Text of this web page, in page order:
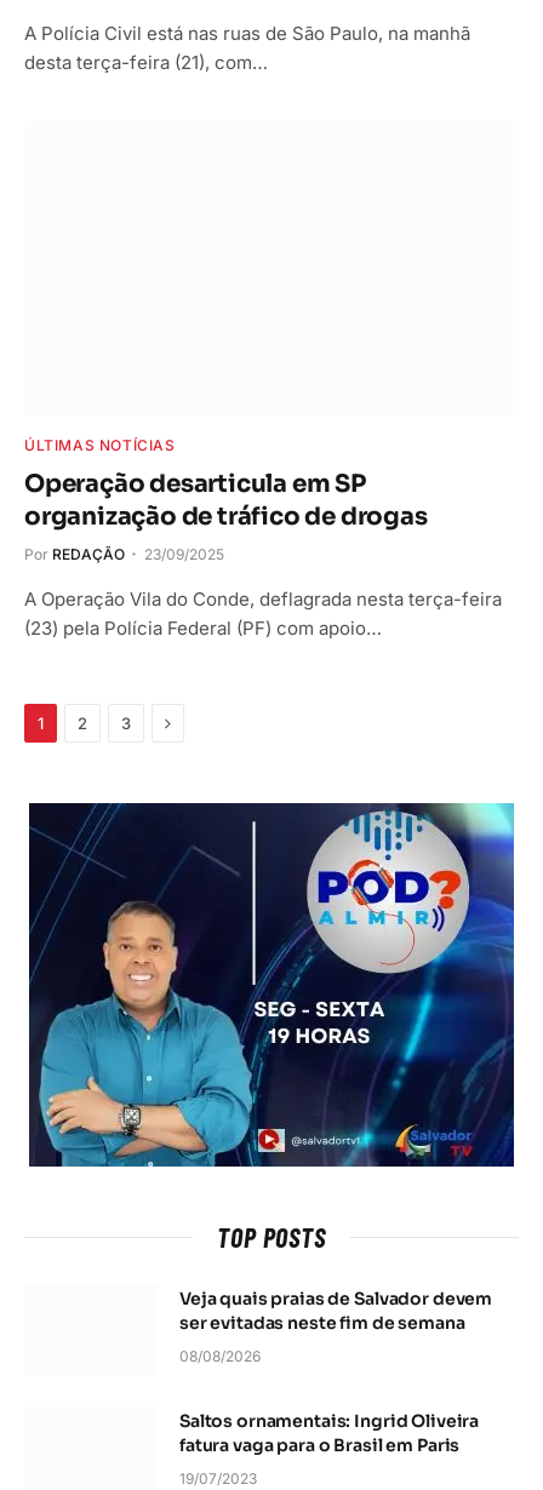
A Polícia Civil está nas ruas de São Paulo, na manhã
desta terça-feira (21), com…
ÚLTIMAS NOTÍCIAS
Operação desarticula em SP
organização de tráfico de drogas
Por REDAÇÃO 23/09/2025
A Operação Vila do Conde, deflagrada nesta terça-feira
(23) pela Polícia Federal (PF) com apoio…
1 2 3 Próximo
TOP POSTS
Veja quais praias de Salvador devem
ser evitadas neste fim de semana
08/08/2026
Saltos ornamentais: Ingrid Oliveira
fatura vaga para o Brasil em Paris
19/07/2023